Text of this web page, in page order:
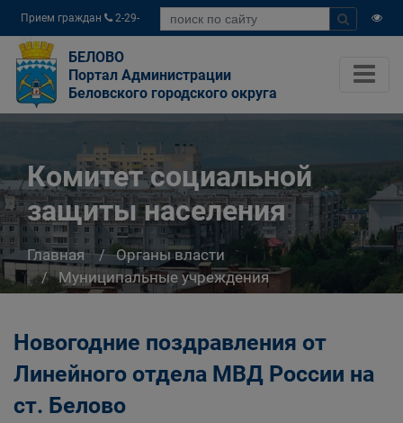
Прием граждан
2-29-
04
БЕЛОВО
Портал Администрации
Беловского городского округа
Комитет социальной
защиты населения
Главная
Органы власти
Муниципальные учреждения
Комитет социальной защиты населения
Новогодние поздравления от
Линейного отдела МВД России на
ст. Белово